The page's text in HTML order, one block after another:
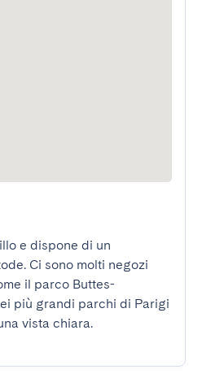
e dispone di un
Ci sono molti negozi
il parco Buttes-
più grandi parchi di Parigi
vista chiara.